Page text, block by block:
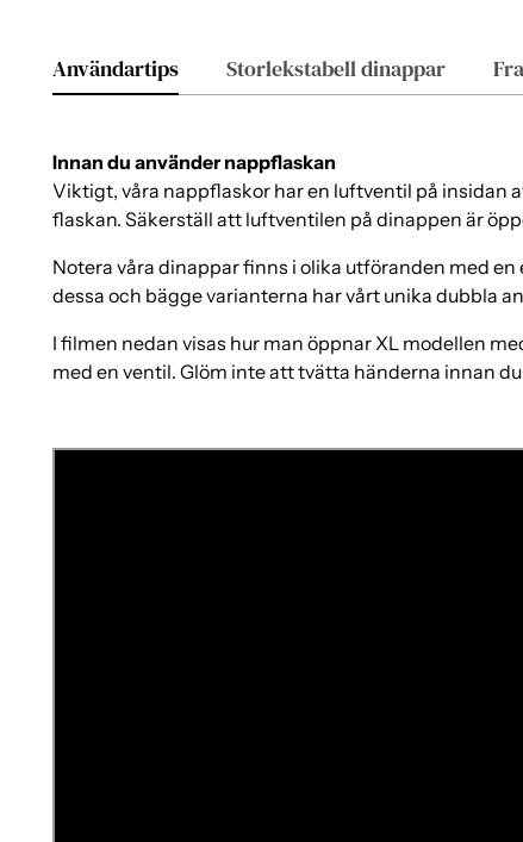
Användartips Storlekstabell dinappar
Innan du använder nappflaskan
Viktigt, våra nappflaskor har en luftventil på insidan
flaskan. Säkerställ att luftventilen på dinappen är
Notera våra dinappar finns i olika utföranden med
dessa och bägge varianterna har vårt unika dubbla
I filmen nedan visas hur man öppnar XL modellen
med en ventil. Glöm inte att tvätta händerna innan